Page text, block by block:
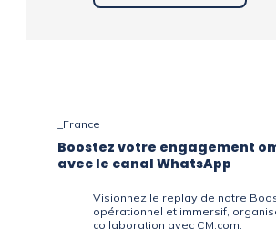
_France
Boostez votre engagement
avec le canal WhatsApp
Visionnez le replay de notre
opérationnel et immersif,
collaboration avec CM.com.